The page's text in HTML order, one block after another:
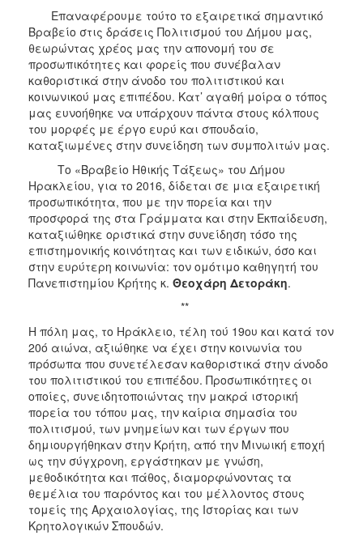
Επαναφέρουμε τούτο το εξαιρετικά σημαντικό
Βραβείο στις δράσεις Πολιτισμού του Δήμου μας,
θεωρώντας χρέος μας την απονομή του σε
προσωπικότητες και φορείς που συνέβαλαν
καθοριστικά στην άνοδο του πολιτιστικού και
κοινωνικού μας επιπέδου. Κατ’ αγαθή μοίρα ο τόπος
μας ευνοήθηκε να υπάρχουν πάντα στους κόλπους
του μορφές με έργο ευρύ και σπουδαίο,
καταξιωμένες στην συνείδηση των συμπολιτών μας.
Το «Βραβείο Ηθικής Τάξεως» του Δήμου
Ηρακλείου, για το 2016, δίδεται σε μια εξαιρετική
προσωπικότητα, που με την πορεία και την
προσφορά της στα Γράμματα και στην Εκπαίδευση,
καταξιώθηκε οριστικά στην συνείδηση τόσο της
επιστημονικής κοινότητας και των ειδικών, όσο και
στην ευρύτερη κοινωνία: τον ομότιμο καθηγητή του
Πανεπιστημίου Κρήτης κ. Θεοχάρη Δετοράκη.
**
Η πόλη μας, το Ηράκλειο, τέλη τού 19ου και κατά τον
20ό αιώνα, αξιώθηκε να έχει στην κοινωνία του
πρόσωπα που συνετέλεσαν καθοριστικά στην άνοδο
του πολιτιστικού του επιπέδου. Προσωπικότητες οι
οποίες, συνειδητοποιώντας την μακρά ιστορική
πορεία του τόπου μας, την καίρια σημασία του
πολιτισμού, των μνημείων και των έργων που
δημιουργήθηκαν στην Κρήτη, από την Μινωική εποχή
ως την σύγχρονη, εργάστηκαν με γνώση,
μεθοδικότητα και πάθος, διαμορφώνοντας τα
θεμέλια του παρόντος και του μέλλοντος στους
τομείς της Αρχαιολογίας, της Ιστορίας και των
Κρητολογικών Σπουδών.